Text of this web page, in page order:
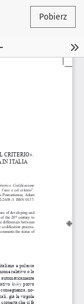
Pobierz